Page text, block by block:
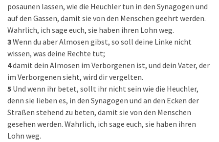
posaunen lassen, wie die Heuchler tun in den Synagogen und
auf den Gassen, damit sie von den Menschen geehrt werden.
Wahrlich, ich sage euch, sie haben ihren Lohn weg.
3Wenn du aber Almosen gibst, so soll deine Linke nicht
wissen, was deine Rechte tut;
4damit dein Almosen im Verborgenen ist, und dein Vater, der
im Verborgenen sieht, wird dir vergelten.
5 Und wenn ihr betet, sollt ihr nicht sein wie die Heuchler,
denn sie lieben es, in den Synagogen und an den Ecken der
Straßen stehend zu beten, damit sie von den Menschen
gesehen werden. Wahrlich, ich sage euch, sie haben ihren
Lohn weg.